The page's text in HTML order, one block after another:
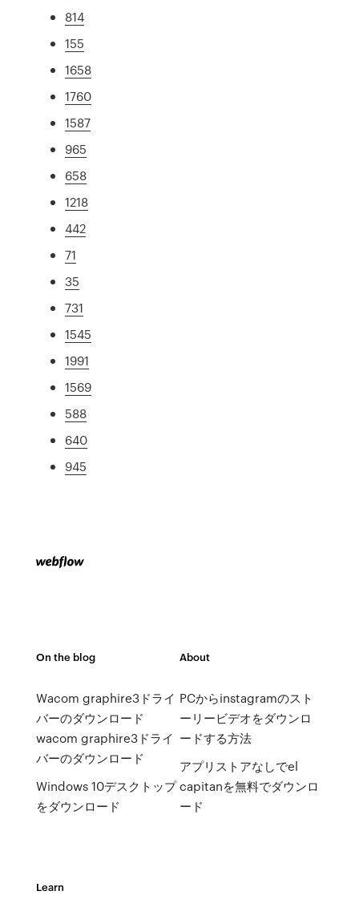
814
155
1658
1760
1587
965
658
1218
442
71
35
731
1545
1991
1569
588
640
945
On the blog
Wacom graphire3ドライ
バーのダウンロード
wacom graphire3ドライ
バーのダウンロード
Windows 10デスクトップ
をダウンロード
About
PCからinstagramのスト
ーリービデオをダウンロ
ードする方法
アプリストアなしでel
capitanを無料でダウンロ
ード
Learn